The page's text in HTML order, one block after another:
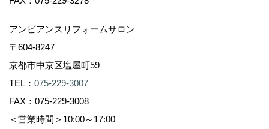
アンビアンスリフォームサロン
〒604-8247
京都市中京区塩屋町59
TEL： 075-229-3007
FAX：075-229-3008
＜営業時間＞10:00～17:00